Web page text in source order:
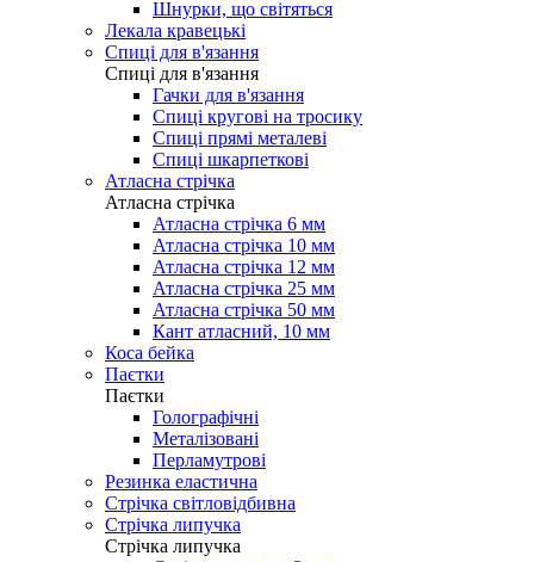
Шнурки, що світяться
Лекала кравецькі
Cпиці для в'язання
Cпиці для в'язання
Гачки для в'язання
Спиці кругові на тросику
Спиці прямі металеві
Спиці шкарпеткові
Атласна стрічка
Атласна стрічка
Атласна стрічка 6 мм
Атласна стрічка 10 мм
Атласна стрічка 12 мм
Атласна стрічка 25 мм
Атласна стрічка 50 мм
Кант атласний, 10 мм
Коса бейка
Паєтки
Паєтки
Голографічні
Металізовані
Перламутрові
Резинка еластична
Стрічка світловідбивна
Стрічка липучка
Стрічка липучка